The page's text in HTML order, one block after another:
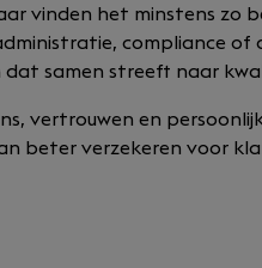
vinden het minstens zo
compliance
dat samen streeft naar
vertrouwen en
beter verzekeren voor